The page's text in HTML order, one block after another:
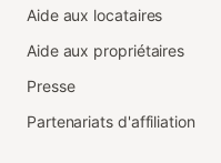
Aide aux locataires
Aide aux propriétaires
Presse
Partenariats d'affiliation